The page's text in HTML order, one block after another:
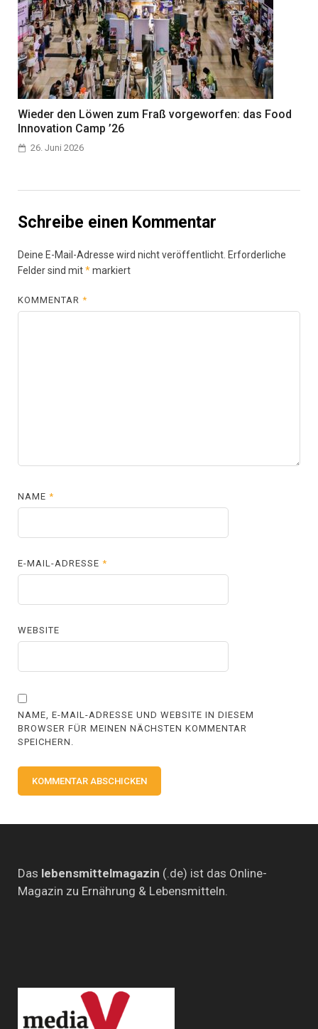
Wieder den Löwen zum Fraß vorgeworfen: das Food
Innovation Camp ’26
26. Juni 2026
Schreibe einen Kommentar
Deine E-Mail-Adresse wird nicht veröffentlicht. Erforderliche
Felder sind mit*markiert
KOMMENTAR*
NAME*
E-MAIL-ADRESSE*
WEBSITE
NAME, E-MAIL-ADRESSE UND WEBSITE IN DIESEM
BROWSER FÜR MEINEN NÄCHSTEN KOMMENTAR
SPEICHERN.
Das lebensmittelmagazin (.de) ist das Online-
Magazin zu Ernährung & Lebensmitteln.